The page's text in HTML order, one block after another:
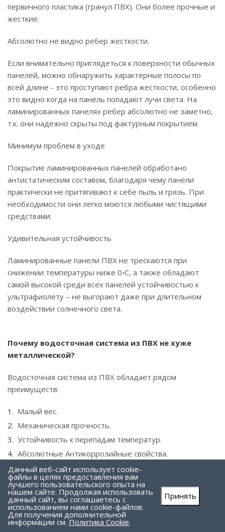
первичного пластика (гранул ПВХ). Они более прочные и
жесткие.
Абсолютно не видно ребер жесткости.
Если внимательно приглядеться к поверхности обычных
панелей, можно обнаружить характерные полосы по
всей длине - это проступают ребра жесткости, особенно
это видно когда на панель попадают лучи света. На
ламинированных панелях ребер абсолютно не заметно,
т.к. они надежно скрыты под фактурным покрытием.
Минимум проблем в уходе
Покрытие ламинированных панелей обработано
антистатическим составом, благодаря чему панели
практически не притягивают к себе пыль и грязь. При
необходимости они легко моются любыми чистящими
средствами.
Удивительная устойчивость
Ламинированные панели ПВХ не трескаются при
снижении температуры ниже 0◦С, а также обладают
самой высокой среди всех панелей устойчивостью к
ультрафиолету – не выгорают даже при длительном
воздействии солнечного света.
Почему водосточная система из ПВХ не хуже
металлической?
Водосточная система из ПВХ обладает рядом
преимуществ:
Малый вес.
Механическая прочность.
Устойчивость к перепадам температур.
Абсолютные Антикоррозийные свойства.
Простой монтаж и уход
Невысокая стоимость.
Отметим и преимущества Водосточной системы из
металла:
Данный веб-сайт использует cookie-
файлы в целях предоставления вам
лучшего пользовательского опыта на
нашем сайте. Продолжая использовать
данный сайт, вы соглашаетесь с
использованием нами cookie-файлов.
Для получения дополнительной
информации см.Политика Cookie.
Принять